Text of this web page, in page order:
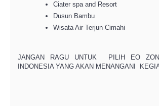
Ciater spa and Resort
Dusun Bambu
Wisata Air Terjun Cimahi
JANGAN RAGU UNTUK PILIH EO
INDONESIA YANG AKAN MENANGANI